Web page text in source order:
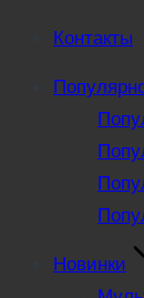
Контакты
Новинки